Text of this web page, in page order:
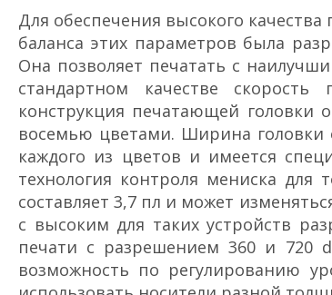
Для обеспечения высокого
баланса этих параметров была
Она позволяет печатать с
стандартном качестве
конструкция печатающей головки
восемью цветами. Ширина головки
каждого из цветов и имеется
технология контроля мениска
составляет 3,7 пл и может
с высоким для таких устройств
печати с разрешением 360 и 720
возможность по регулированию